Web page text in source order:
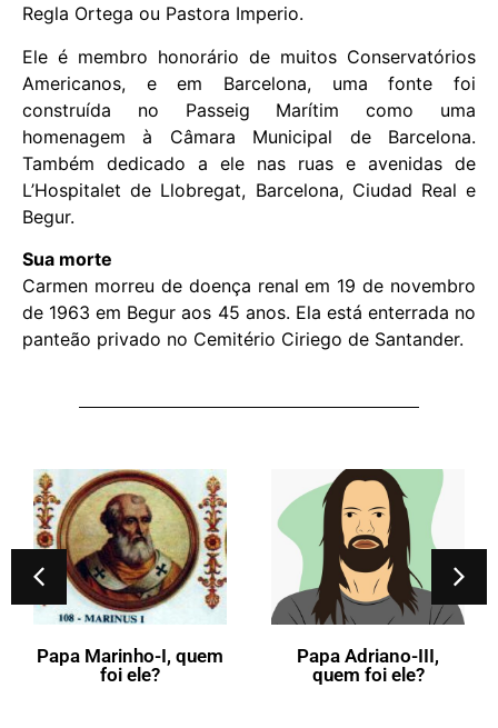
Regla Ortega ou Pastora Imperio.
Ele é membro honorário de muitos Conservatórios
Americanos, e em Barcelona, ​​​​uma fonte foi
construída no Passeig Marítim como uma
homenagem à Câmara Municipal de Barcelona.
Também dedicado a ele nas ruas e avenidas de
L’Hospitalet de Llobregat, Barcelona, ​​​​Ciudad Real e
Begur.
Sua morte
Carmen morreu de doença renal em 19 de novembro
de 1963 em Begur aos 45 anos. Ela está enterrada no
panteão privado no Cemitério Ciriego de Santander.
Papa Marinho-I, quem
foi ele?
Papa Adriano-III,
quem foi ele?